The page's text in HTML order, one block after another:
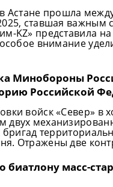
Астане прошла
2025, ставшая
KZ» представила
внимание
Минобороны
Российской
войск «Север» в
Отражены две
масс-